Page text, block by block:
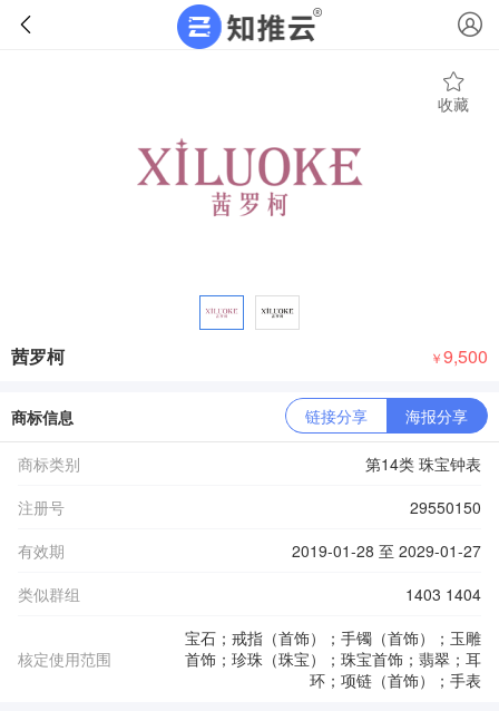
收藏
茜罗柯 ￥9,500
商标信息 链接分享 海报分享
商标类别
第14类 珠宝钟表
注册号
29550150
有效期
2019-01-28 至 2029-01-27
类似群组
1403 1404
核定使用范围
宝石；戒指（首饰）；手镯（首饰）；玉雕
首饰；珍珠（珠宝）；珠宝首饰；翡翠；耳
环；项链（首饰）；手表